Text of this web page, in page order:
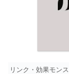
リンク・効果モン